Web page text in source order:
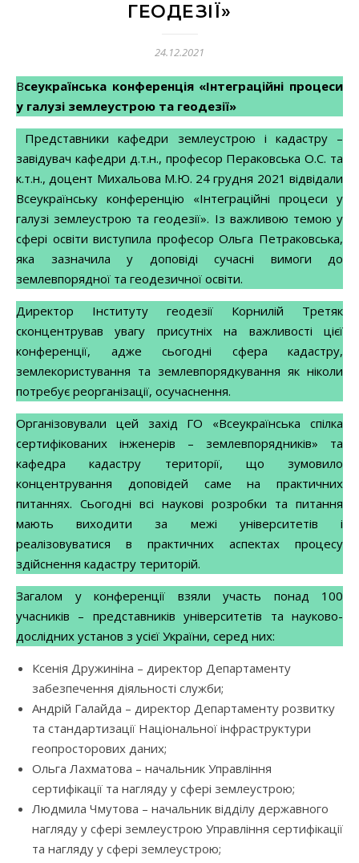
ГЕОДЕЗІЇ»
24.12.2021
Всеукраїнська конференція «Інтеграційні процеси
у галузі землеустрою та геодезії»
Представники кафедри землеустрою і кадастру –
завідувач кафедри д.т.н., професор Пераковська О.С. та
к.т.н., доцент Михальова М.Ю. 24 грудня 2021 відвідали
Всеукраїнську конференцію «Інтеграційні процеси у
галузі землеустрою та геодезії». Із важливою темою у
сфері освіти виступила професор Ольга Петраковська,
яка зазначила у доповіді сучасні вимоги до
землевпорядної та геодезичної освіти.
Директор Інституту геодезії Корнилій Третяк
сконцентрував увагу присутніх на важливості цієї
конференції, адже сьогодні сфера кадастру,
землекористування та землевпорядкування як ніколи
потребує реорганізації, осучаснення.
Організовували цей захід ГО «Всеукраїнська спілка
сертифікованих інженерів – землевпорядників» та
кафедра кадастру території, що зумовило
концентрування доповідей саме на практичних
питаннях. Сьогодні всі наукові розробки та питання
мають виходити за межі університетів і
реалізовуватися в практичних аспектах процесу
здійснення кадастру територій.
Загалом у конференції взяли участь понад 100
учасників – представників університетів та науково-
дослідних установ з усієї України, серед них:
Ксенія Дружиніна – директор Департаменту
забезпечення діяльності служби;
Андрій Галайда – директор Департаменту розвитку
та стандартизації Національної інфраструктури
геопросторових даних;
Ольга Лахматова – начальник Управління
сертифікації та нагляду у сфері землеустрою;
Людмила Чмутова – начальник відділу державного
нагляду у сфері землеустрою Управління сертифікації
та нагляду у сфері землеустрою;